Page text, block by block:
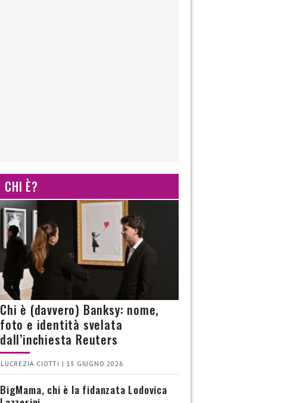
CHI È?
Chi è (davvero) Banksy: nome,
foto e identità svelata
dall’inchiesta Reuters
LUCREZIA CIOTTI | 13 GIUGNO 2026
BigMama, chi è la fidanzata Lodovica